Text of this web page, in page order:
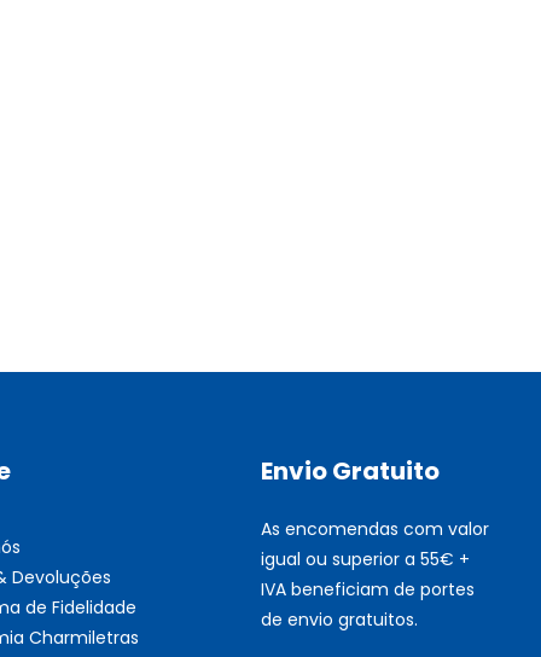
Devoluções
de Fidelidade
Charmiletras
Envio Gratuito
As encomendas com valor
igual ou superior a 55€ +
IVA beneficiam de portes
de envio gratuitos.